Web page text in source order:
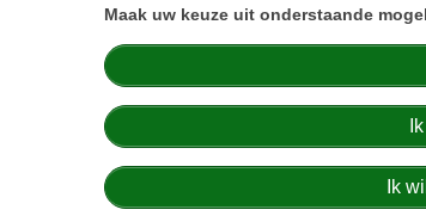
Maak uw keuze uit onderstaande
Ik